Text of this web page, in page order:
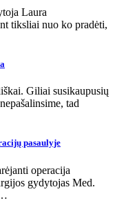
Laura
tiksliai nuo ko pradėti,
Giliai susikaupusių
tad
pasaulyje
operacija
gydytojas Med.